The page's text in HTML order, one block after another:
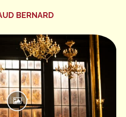
BERNARD